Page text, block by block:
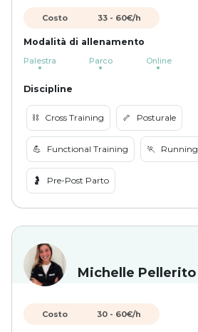
Costo 33 - 60€/h
Modalità di allenamento
Palestra Parco Online
Discipline
⛓️ Cross Training 🦴 Posturale
💪 Functional Training 🏃 Running
🤰 Pre-Post Parto
Michelle Pellerito
Costo 30 - 60€/h